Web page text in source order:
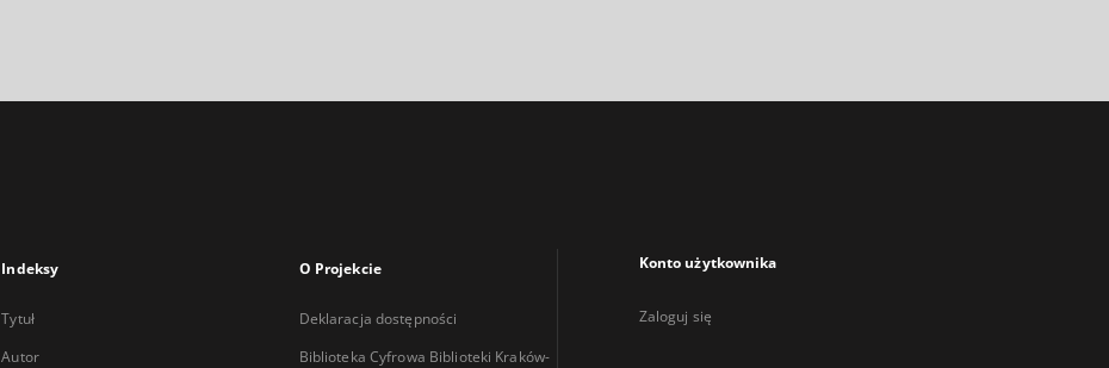
Indeksy
Tytuł
Autor
O Projekcie
Deklaracja dostępności
Biblioteka Cyfrowa Biblioteki Kraków-
Konto użytkownika
Zaloguj się